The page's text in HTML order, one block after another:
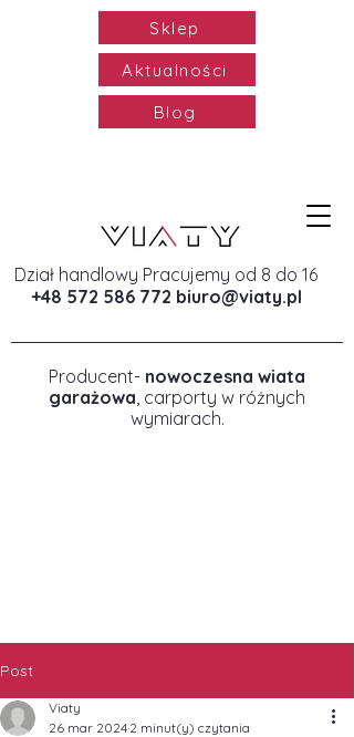
Dział handlowy Pracujemy od 8 do 16
+48 572 586 772 biuro@viaty.pl
Producent- nowoczesna wiata
garażowa, carporty w różnych
wymiarach.
Sklep
Aktualności
Blog
Post
Viaty
26 mar 2024 2 minut(y) czytania